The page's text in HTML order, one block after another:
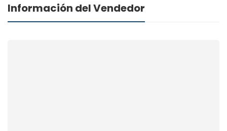
Información del Vendedor